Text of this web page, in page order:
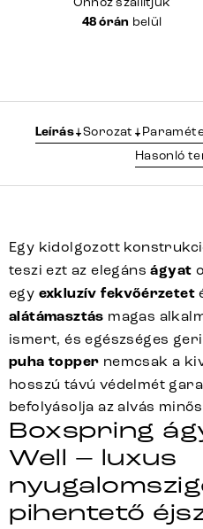
48 órán belül
Leírás Sorozat
Hasonló
Egy kidolgozott
teszi ezt az elegánságyat
egy exkluzív fekvőérzetet
alátámasztás magas
ismert, és egészséges
puha topper nemcsak a
hosszú távú védelmét
befolyásolja az alvás
Boxspring
Well – luxus
pihentető